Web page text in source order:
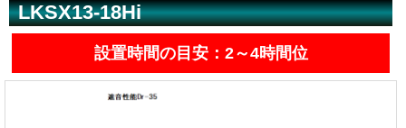
アビテックス3畳～
カワイナサール
エアコンの設置方法
遮音性能の違いを体験
店舗までの案内地図
お問い合わせ
LKSX13-18Hi
設置時間の目安：2～4時間位